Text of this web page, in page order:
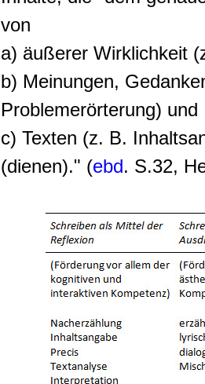
von
a) äußerer Wirklichkeit
b) Meinungen,
Problemerörterung) und
c) Texten (z. B.
(dienen)." (ebd. S.32,